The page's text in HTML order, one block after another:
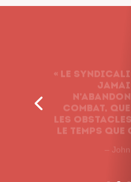
combat,
les
le temps que